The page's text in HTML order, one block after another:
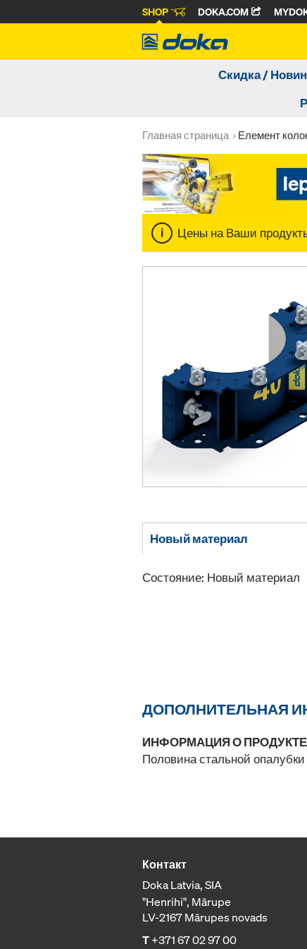
SHOP DOKA.COM
Скидка /
Главная страница Елемент
Цены на Ваши
Новый материал
Состояние: Новый материал
ДОПОЛНИТЕЛЬНАЯ
ИНФОРМАЦИЯ О ПРОДУКТЕ
Половина стальной
Контакт
Doka Latvia, SIA
"Henrihi", Mārupe
LV-2167 Mārupes novads
T+371 67 02 97 00